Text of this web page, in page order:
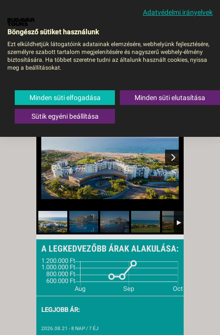
MENÜ
Akra Sorgun - DEBRECEN,
Törökország,Török riviéra,Side
A LEGKEDVEZŐBB ÁRAK ALAKULÁSA:
LEGJOBB ÁR:
2026.08.21 - 8 NAP / 7 ÉJ
Adatvédelmi irányelvek
Böngésző sütiket használunk
Ezt elküldhetjük látogatóink adatainak elemzésére, webhelyünk fejlesztésére,
személyre szabott tartalom megjelenítésére és nagyszerű webhely-élmény
biztosítására. Ha többet szeretne tudni az általunk használt cookies, nyissa
meg a beállításokat.
Minden süti elfogadása Minden süti elutasítása
Sütik egyéni beállítása